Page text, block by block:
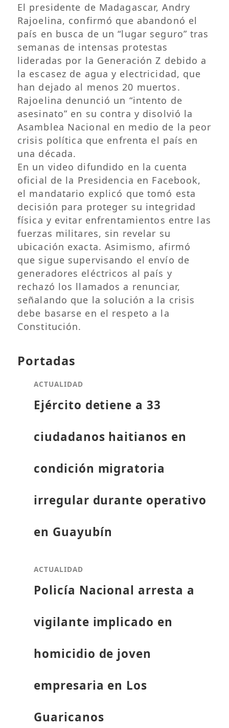
El presidente de Madagascar, Andry
Rajoelina, confirmó que abandonó el
país en busca de un “lugar seguro” tras
semanas de intensas protestas
lideradas por la Generación Z debido a
la escasez de agua y electricidad, que
han dejado al menos 20 muertos.
Rajoelina denunció un “intento de
asesinato” en su contra y disolvió la
Asamblea Nacional en medio de la peor
crisis política que enfrenta el país en
una década.
En un video difundido en la cuenta
oficial de la Presidencia en Facebook,
el mandatario explicó que tomó esta
decisión para proteger su integridad
física y evitar enfrentamientos entre las
fuerzas militares, sin revelar su
ubicación exacta. Asimismo, afirmó
que sigue supervisando el envío de
generadores eléctricos al país y
rechazó los llamados a renunciar,
señalando que la solución a la crisis
debe basarse en el respeto a la
Constitución.
Portadas
ACTUALIDAD
Ejército detiene a 33
ciudadanos haitianos en
condición migratoria
irregular durante operativo
en Guayubín
ACTUALIDAD
Policía Nacional arresta a
vigilante implicado en
homicidio de joven
empresaria en Los
Guaricanos